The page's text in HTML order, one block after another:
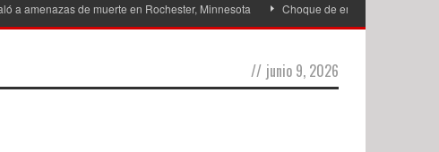
amenazas de muerte en Rochester, Minnesota Choque de embarcaciones en
// junio 9, 2026